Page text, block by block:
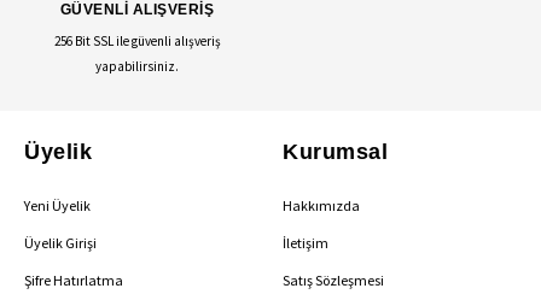
GÜVENLİ ALIŞVERİŞ
256 Bit SSL ile güvenli alışveriş
yapabilirsiniz.
Üyelik
Yeni Üyelik
Üyelik Girişi
Şifre Hatırlatma
Kurumsal
Hakkımızda
İletişim
Satış Sözleşmesi